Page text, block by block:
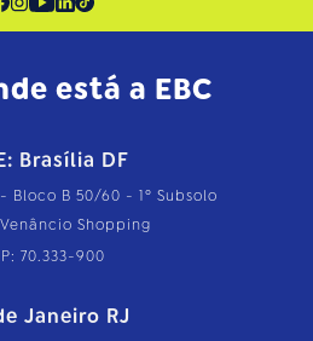
está a EBC
Brasília DF
Bloco B 50/60 - 1º Subsolo
Shopping
70.333-900
Janeiro RJ